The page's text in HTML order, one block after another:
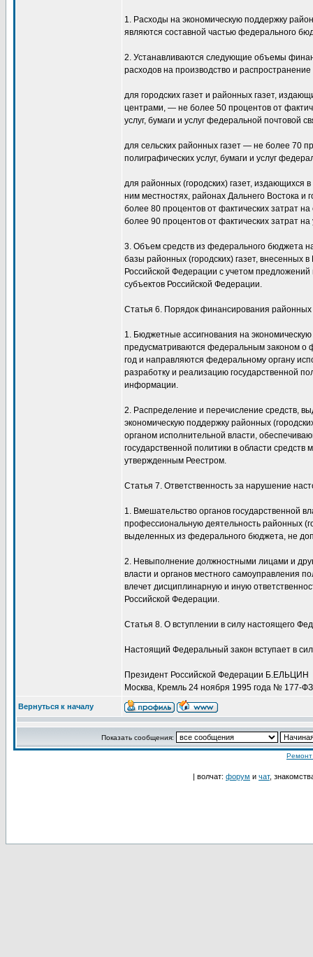
1. Расходы на экономическую поддержку
являются составной частью федерального
2. Устанавливаются следующие объемы
расходов на производство и распространение
для городских газет и районных газет,
центрами, — не более 50 процентов от
услуг, бумаги и услуг федеральной почтовой
для сельских районных газет — не более 70
полиграфических услуг, бумаги и услуг
для районных (городских) газет, издающихся
ним местностях, районах Дальнего Востока
более 80 процентов от фактических затрат
более 90 процентов от фактических затрат
3. Объем средств из федерального бюджета
базы районных (городских) газет, внесенных
Российской Федерации с учетом
субъектов Российской Федерации.
Статья 6. Порядок финансирования районных
1. Бюджетные ассигнования на
предусматриваются федеральным законом
год и направляются федеральному органу
разработку и реализацию государственной
информации.
2. Распределение и перечисление средств,
экономическую поддержку районных
органом исполнительной власти,
государственной политики в области
утвержденным Реестром.
Статья 7. Ответственность за нарушение
1. Вмешательство органов государственной
профессиональную деятельность районных
выделенных из федерального бюджета, не
2. Невыполнение должностными лицами и
власти и органов местного самоуправления
влечет дисциплинарную и иную
Российской Федерации.
Статья 8. О вступлении в силу настоящего
Настоящий Федеральный закон вступает в
Президент Российской Федерации Б.ЕЛЬЦИН
Москва, Кремль 24 ноября 1995 года № 177-ФЗ
Вернуться к началу
Показать сообщения:
Ремонт
| волчат: форум и чат,